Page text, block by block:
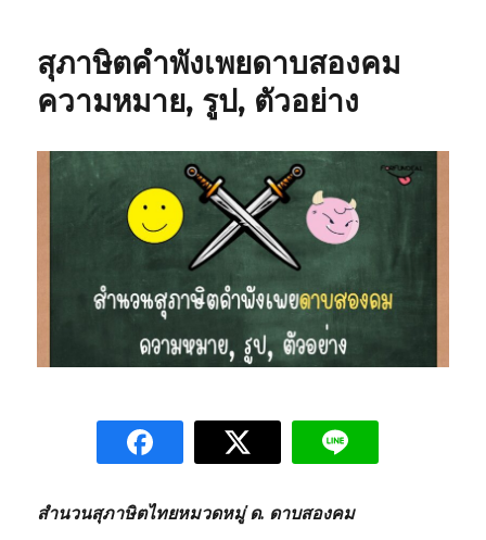
สุภาษิตคำพังเพยดาบสองคม
ความหมาย, รูป, ตัวอย่าง
สำนวนสุภาษิตไทยหมวดหมู่ ด. ดาบสองคม